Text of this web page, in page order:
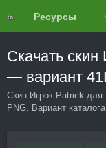
Ресурсы
Скачать
— вариант
Скин Игрок Patrick для
PNG. Вариант